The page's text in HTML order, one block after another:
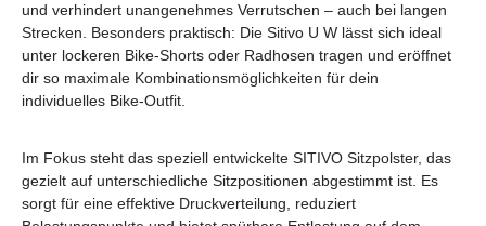
und verhindert unangenehmes Verrutschen – auch bei langen
Strecken. Besonders praktisch: Die Sitivo U W lässt sich ideal
unter lockeren Bike-Shorts oder Radhosen tragen und eröffnet
dir so maximale Kombinationsmöglichkeiten für dein
individuelles Bike-Outfit.
Im Fokus steht das speziell entwickelte SITIVO Sitzpolster, das
gezielt auf unterschiedliche Sitzpositionen abgestimmt ist. Es
sorgt für eine effektive Druckverteilung, reduziert